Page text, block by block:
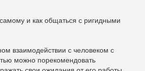
и как общаться с ригидными
взаимодействии с человеком с
можно порекомендовать